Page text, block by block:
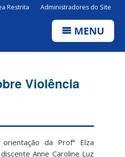
Restrita Administradores do Site
MENU
Violência
da Profª Elza
Anne Caroline Luz